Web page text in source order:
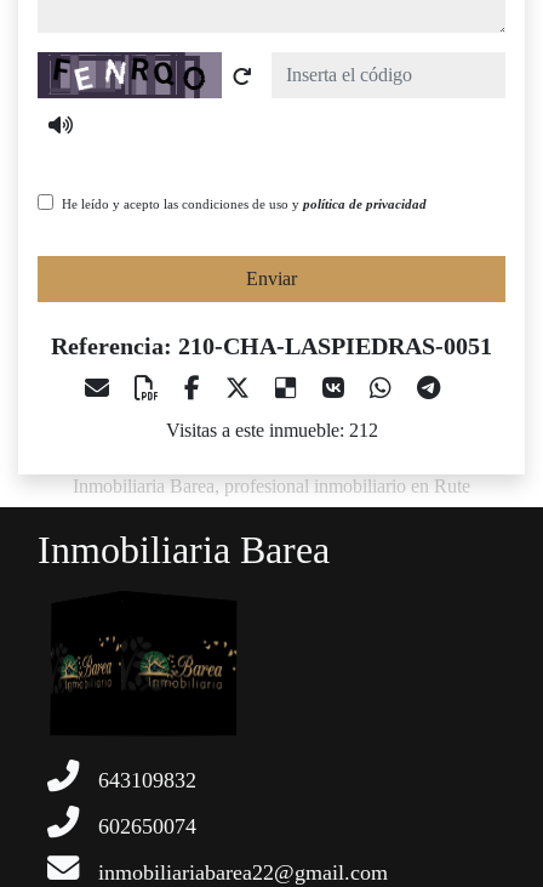
Captcha
He leído y acepto las condiciones de uso y política de privacidad
Enviar
Referencia: 210-CHA-LASPIEDRAS-0051
Visitas a este inmueble: 212
Inmobiliaria Barea, profesional inmobiliario en Rute
Inmobiliaria Barea
643109832
602650074
inmobiliariabarea22@gmail.com